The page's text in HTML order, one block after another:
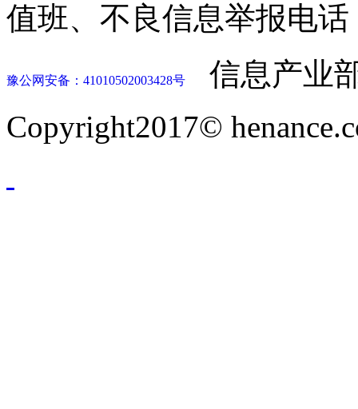
值班、不良信息举报电话
豫公网安备：41010502003428号
信息产业
Copyright2017©